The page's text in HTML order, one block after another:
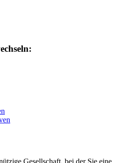
Gesellschaft, bei der Sie eine